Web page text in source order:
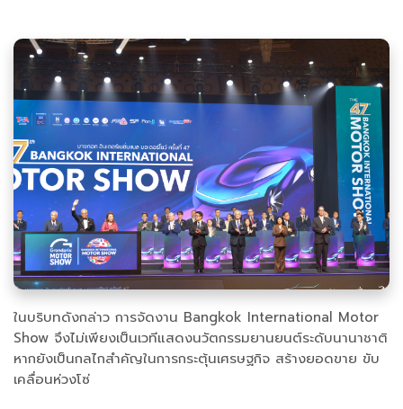
ในบริบทดังกล่าว การจัดงาน Bangkok International Motor
Show จึงไม่เพียงเป็นเวทีแสดงนวัตกรรมยานยนต์ระดับนานาชาติ
หากยังเป็นกลไกสำคัญในการกระตุ้นเศรษฐกิจ สร้างยอดขาย ขับ
เคลื่อนห่วงโซ่